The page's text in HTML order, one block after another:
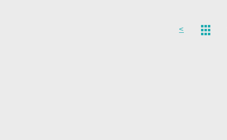
<